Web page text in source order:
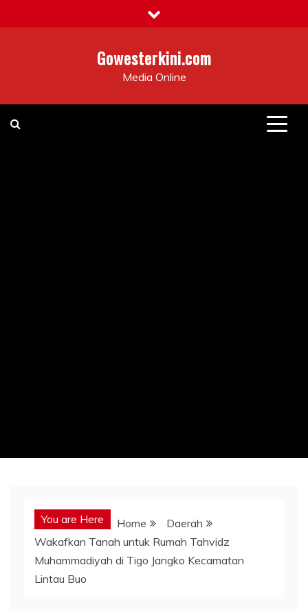
to
Gowesterkini.com
Media Online
You are Here Home
Daerah
Wakafkan Tanah untuk Rumah Tahvidz
Muhammadiyah di Tigo Jangko Kecamatan
Lintau Buo